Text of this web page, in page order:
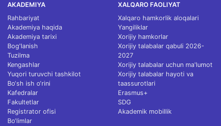
AKADEMIYA
Rahbariyat
Akademiya haqida
Akademiya tarixi
Bog'lanish
Tuzilma
Kengashlar
Yuqori turuvchi tashkilot
Bo‘sh ish o‘rini
Kafedralar
Fakultetlar
Registrator ofisi
Bo‘limlar
XALQARO FAOLIYAT
Xalqaro hamkorlik aloqalari
Yangiliklar
Xorijiy hamkorlar
Xorijiy talabalar qabuli 2026-
2027
Xorijiy talabalar uchun ma'lumot
Xorijiy talabalar hayoti va
taassurotlari
Erasmus+
SDG
Akademik mobillik